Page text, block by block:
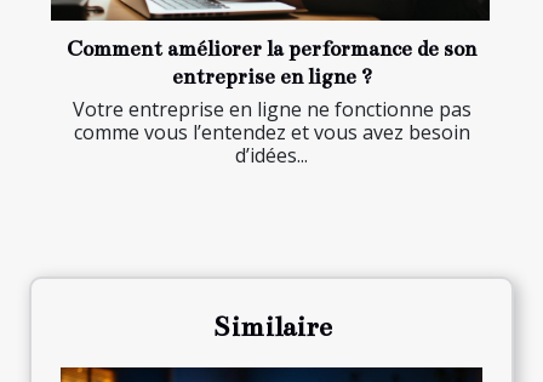
Comment améliorer la performance de son
entreprise en ligne ?
Votre entreprise en ligne ne fonctionne pas
comme vous l’entendez et vous avez besoin
d’idées...
Similaire